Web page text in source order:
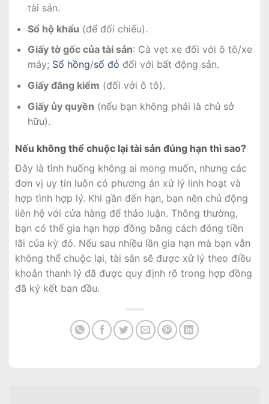
tài sản.
Sổ hộ khẩu (để đối chiếu).
Giấy tờ gốc của tài sản: Cà vẹt xe đối với ô tô/xe
máy; Sổ hồng/sổ đỏ đối với bất động sản.
Giấy đăng kiểm (đối với ô tô).
Giấy ủy quyền (nếu bạn không phải là chủ sở
hữu).
Nếu không thể chuộc lại tài sản đúng hạn thì sao?
Đây là tình huống không ai mong muốn, nhưng các
đơn vị uy tín luôn có phương án xử lý linh hoạt và
hợp tình hợp lý. Khi gần đến hạn, bạn nên chủ động
liên hệ với cửa hàng để thảo luận. Thông thường,
bạn có thể gia hạn hợp đồng bằng cách đóng tiền
lãi của kỳ đó. Nếu sau nhiều lần gia hạn mà bạn vẫn
không thể chuộc lại, tài sản sẽ được xử lý theo điều
khoản thanh lý đã được quy định rõ trong hợp đồng
đã ký kết ban đầu.